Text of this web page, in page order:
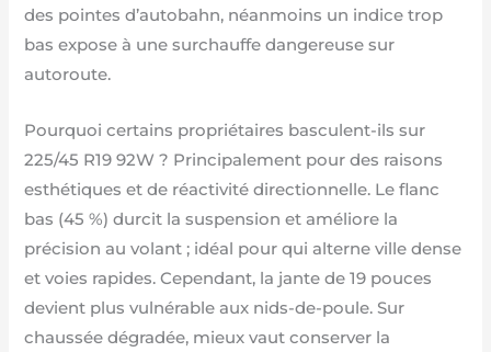
des pointes d’autobahn, néanmoins un indice trop
bas expose à une surchauffe dangereuse sur
autoroute.
Pourquoi certains propriétaires basculent-ils sur
225/45 R19 92W ? Principalement pour des raisons
esthétiques et de réactivité directionnelle. Le flanc
bas (45 %) durcit la suspension et améliore la
précision au volant ; idéal pour qui alterne ville dense
et voies rapides. Cependant, la jante de 19 pouces
devient plus vulnérable aux nids-de-poule. Sur
chaussée dégradée, mieux vaut conserver la